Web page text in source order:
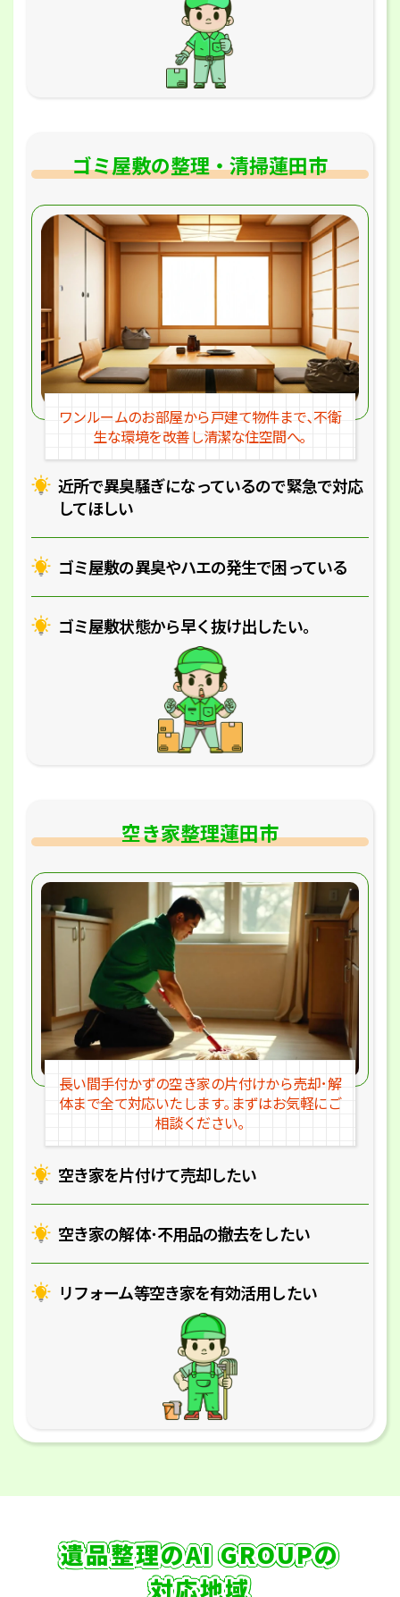
ゴミ屋敷の整理・清掃蓮田市
近所で異臭騒ぎになっているので緊急で対応
してほしい
ゴミ屋敷の異臭やハエの発生で困っている
ゴミ屋敷状態から早く抜け出したい｡
ワンルームのお部屋から戸建て物件まで､不衛
生な環境を改善し清潔な住空間へ｡
空き家整理蓮田市
空き家を片付けて売却したい
空き家の解体･不用品の撤去をしたい
リフォーム等空き家を有効活用したい
長い間手付かずの空き家の片付けから売却･解
体まで全て対応いたします｡ まずはお気軽にご
相談ください｡
遺品整理のAI GROUPの
対応地域